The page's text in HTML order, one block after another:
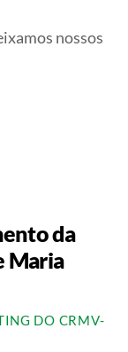
nossos
da
Maria
DO CRMV-